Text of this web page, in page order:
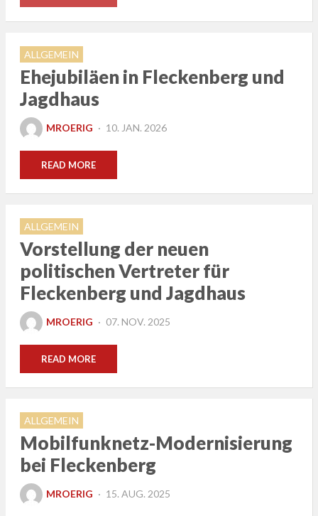
ALLGEMEIN
Ehejubiläen in Fleckenberg und
Jagdhaus
MROERIG
POSTED
10. JAN. 2026
READ MORE
ALLGEMEIN
Vorstellung der neuen
politischen Vertreter für
Fleckenberg und Jagdhaus
MROERIG
POSTED
07. NOV. 2025
READ MORE
ALLGEMEIN
Mobilfunknetz-Modernisierung
bei Fleckenberg
MROERIG
POSTED
15. AUG. 2025